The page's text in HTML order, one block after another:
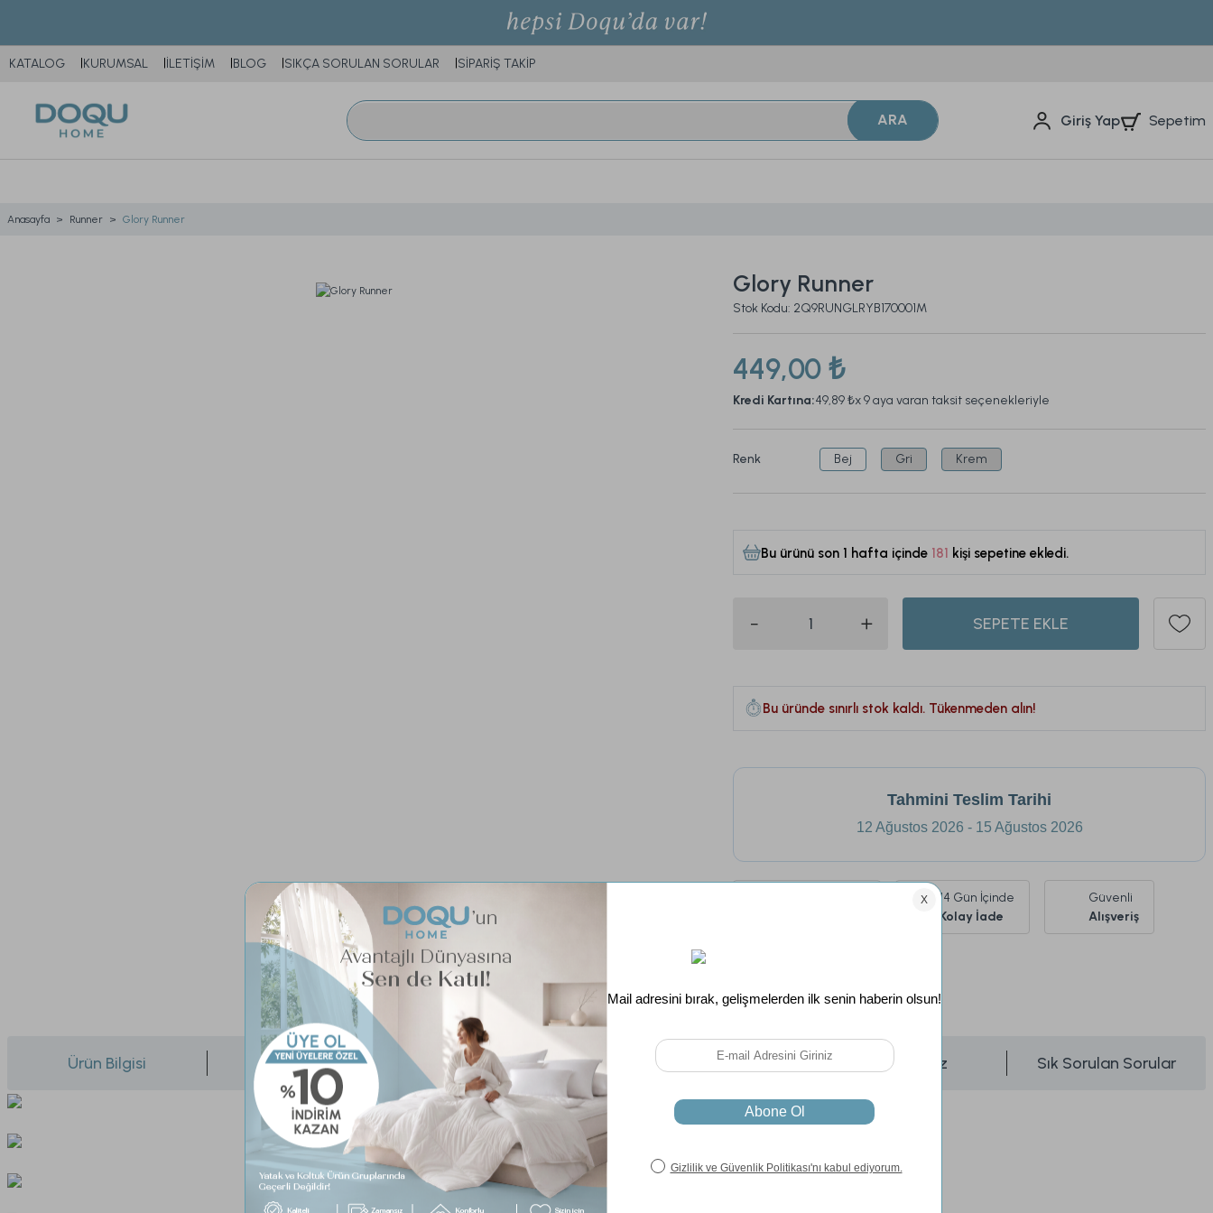
KATALOG KURUMSAL İLETİŞİM BLOG SIKÇA SORULAN SORULAR SİPARİŞ TAKİP
ARA Giriş Yap Sepetim
Anasayfa Runner Glory Runner
Glory Runner
Stok Kodu: 2Q9RUNGLRYB170001M
449,00 ₺
Kredi Kartına:49,89 ₺x 9 aya varan taksit seçenekleriyle
Renk Bej Gri Krem
534
Bu ürünü son 1 hafta içinde 181 kişi sepetine ekledi.
SEPETE EKLE
Bu üründe sınırlı stok kaldı. Tükenmeden alın!
Tahmini Teslim Tarihi
12 Ağustos 2026 - 15 Ağustos 2026
14 Gün İçinde
Kolay İade
Güvenli
Alışveriş
Ürün Bilgisi Yorumlar Soru & Cevap Taksit Seçenekleri Önerileriniz Sık Sorulan Sorular